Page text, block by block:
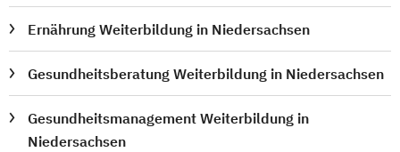
Ernährung Weiterbildung in Niedersachsen
Gesundheitsberatung Weiterbildung in Niedersachsen
Gesundheitsmanagement Weiterbildung in
Niedersachsen